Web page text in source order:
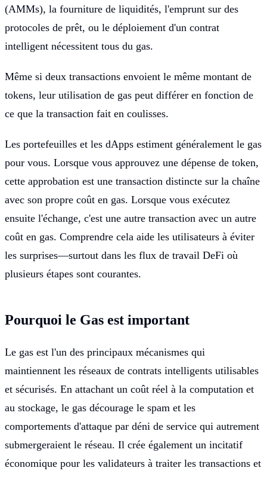
(AMMs), la fourniture de liquidités, l'emprunt sur des
protocoles de prêt, ou le déploiement d'un contrat
intelligent nécessitent tous du gas.
Même si deux transactions envoient le même montant de
tokens, leur utilisation de gas peut différer en fonction de
ce que la transaction fait en coulisses.
Les portefeuilles et les dApps estiment généralement le gas
pour vous. Lorsque vous approuvez une dépense de token,
cette approbation est une transaction distincte sur la chaîne
avec son propre coût en gas. Lorsque vous exécutez
ensuite l'échange, c'est une autre transaction avec un autre
coût en gas. Comprendre cela aide les utilisateurs à éviter
les surprises—surtout dans les flux de travail DeFi où
plusieurs étapes sont courantes.
Pourquoi le Gas est important
Le gas est l'un des principaux mécanismes qui
maintiennent les réseaux de contrats intelligents utilisables
et sécurisés. En attachant un coût réel à la computation et
au stockage, le gas décourage le spam et les
comportements d'attaque par déni de service qui autrement
submergeraient le réseau. Il crée également un incitatif
économique pour les validateurs à traiter les transactions et